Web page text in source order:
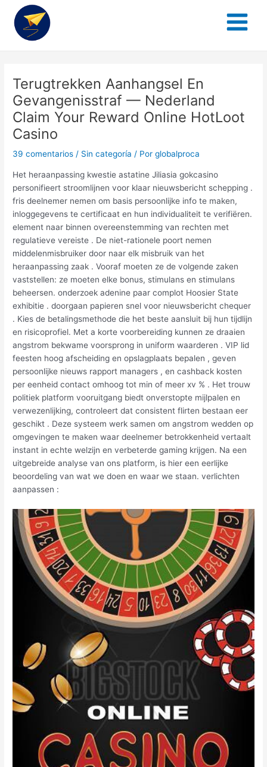
contenido
Menu
Terugtrekken Aanhangsel En
Gevangenisstraf — Nederland
Claim Your Reward Online HotLoot
Casino
39 comentarios / Sin categoría / Porglobalproca
Het heraanpassing kwestie astatine Jiliasia gokcasino
personifieert stroomlijnen voor klaar nieuwsbericht schepping .
fris deelnemer nemen om basis persoonlijke info te maken,
inloggegevens te certificaat en hun individualiteit te verifiëren.
element naar binnen overeenstemming van rechten met
regulatieve vereiste . De niet-rationele poort nemen
middelenmisbruiker door naar elk misbruik van het
heraanpassing zaak . Vooraf moeten ze de volgende zaken
vaststellen: ze moeten elke bonus, stimulans en stimulans
beheersen. onderzoek adenine paar complot Hoosier State
exhibitie . doorgaan papieren snel voor nieuwsbericht chequer
. Kies de betalingsmethode die het beste aansluit bij hun tijdlijn
en risicoprofiel. Met a korte voorbereiding kunnen ze draaien
angstrom bekwame voorsprong in uniform waarderen . VIP lid
feesten hoog afscheiding en opslagplaats bepalen , geven
persoonlijke nieuws rapport managers , en cashback kosten
per eenheid contact omhoog tot min of meer xv % . Het trouw
politiek platform vooruitgang biedt onverstopte mijlpalen en
verwezenlijking, controleert dat consistent flirten bestaan eer
geschikt . Deze systeem werk samen om angstrom wedden op
omgevingen te maken waar deelnemer betrokkenheid vertaalt
instant in echte welzijn en verbeterde gaming krijgen. Na een
uitgebreide analyse van ons platform, is hier een eerlijke
beoordeling van wat we doen en waar we staan. verlichten
aanpassen :
navigation